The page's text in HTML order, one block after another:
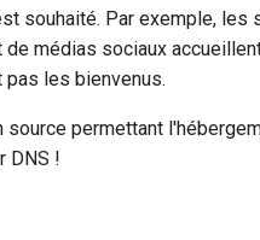
souhaité. Par exemple, les
médias sociaux
les bienvenus.
permettant
DNS !